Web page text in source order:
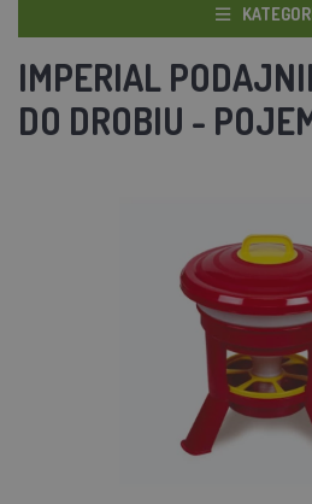
IMPERIAL
DO DROBIU -